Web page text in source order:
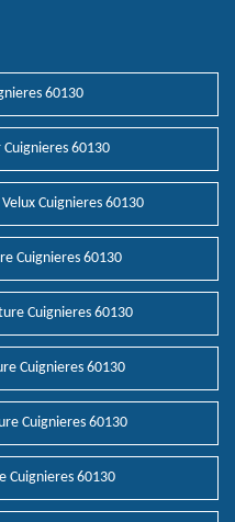
60130
60130
Cuignieres 60130
Cuignieres 60130
Cuignieres 60130
Cuignieres 60130
Cuignieres 60130
Cuignieres 60130